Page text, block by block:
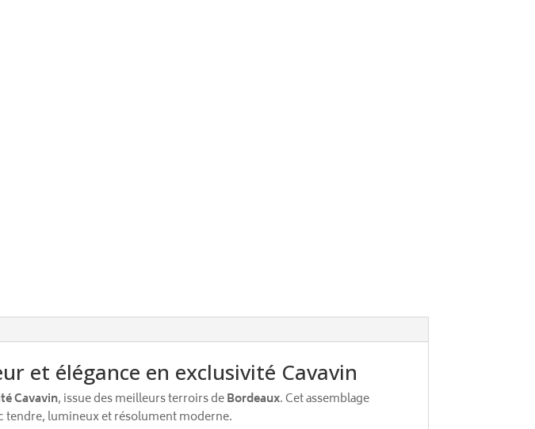
et élégance en exclusivité Cavavin
Cavavin, issue des meilleurs terroirs deBordeaux. Cet assemblage
tendre, lumineux et résolument moderne.